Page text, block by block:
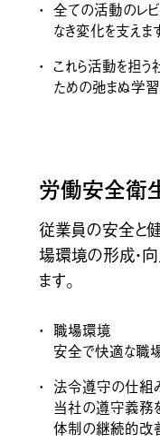
ISTFLON®︎
全ての活動のレビ
なき変化を支えま
これら活動を担
ための弛まぬ学習
労働安全衛
従業員の安全と
場環境の形成・
ます。
職場環境
安全で快適な職
法令遵守の仕組
当社の遵守義務
体制の継続的改